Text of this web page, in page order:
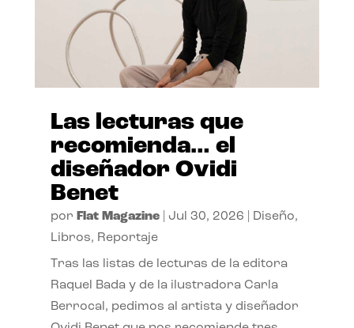
Las lecturas que
recomienda… el
diseñador Ovidi
Benet
por Flat Magazine| Jul 30, 2026 Diseño,
Libros, Reportaje
Tras las listas de lecturas de la editora
Raquel Bada y de la ilustradora Carla
Berrocal, pedimos al artista y diseñador